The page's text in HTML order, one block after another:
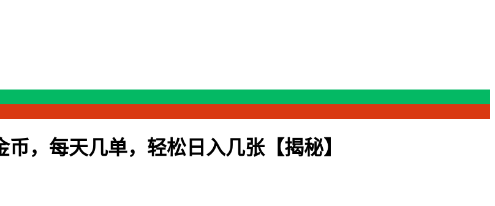
，每天几单，轻松日入几张【揭秘】